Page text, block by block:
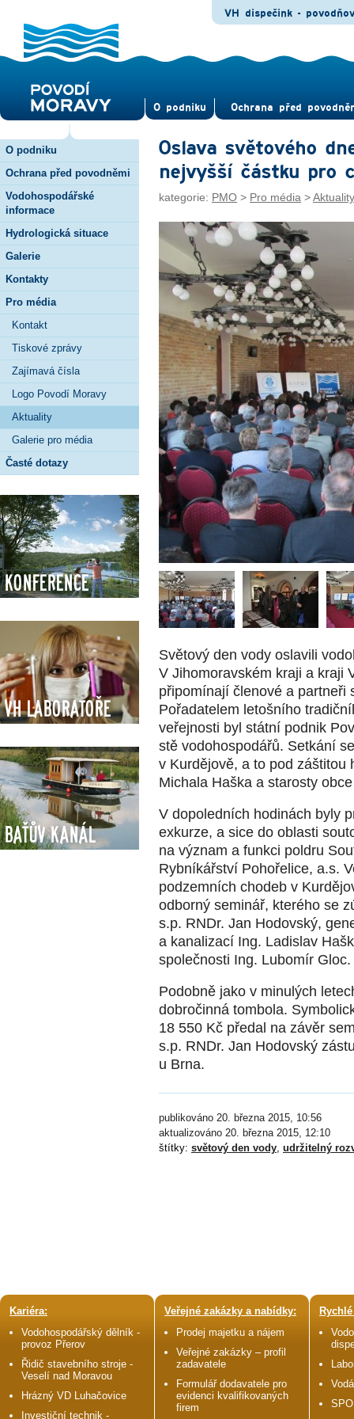
O pod­niku Ochrana před
VH dispečink -
O podniku
Ochrana před povodněmi
Vodohospodářské
informace
Hydrologická situace
Galerie
Kontakty
Pro média
Kontakt
Tiskové zprávy
Zajímavá čísla
Logo Povodí Moravy
Aktuality
Galerie pro média
Časté dotazy
Konference
VH Laboratoře
Baťův kanál
Oslava světového
nejvyšší částku pro
kategorie: PMO > Pro média >Aktuality
Světový den vody oslavili
V Jihomoravském kraji a kraji
připomínají členové a partneři
Pořadatelem letošního
veřejnosti byl státní podnik
stě vodohospodářů. Setkání
v Kurdějově, a to pod záštitou
Michala Haška a starosty
V dopoledních hodinách byly
exkurze, a sice do oblasti
na význam a funkci poldru
Rybníkářství Pohořelice, a.s.
podzemních chodeb v
odborný seminář, kterého se
s.p. RNDr. Jan Hodovský,
a kanalizací Ing. Ladislav
společnosti Ing. Lubomír Gloc.
Podobně jako v minulých
dobročinná tombola.
18 550 Kč předal na závěr
s.p. RNDr. Jan Hodovský
u Brna.
publikováno 20. března 2015, 10:56
aktualizováno 20. března 2015, 12:10
štítky: světový den vody, udržitelný
Kariéra:
Vodohospodářský dělník -
provoz Přerov
Řidič stavebního stroje -
Veselí nad Moravou
Hrázný VD Luhačovice
Investiční technik -
Veřejné zakázky a nabídky:
Prodej majetku a nájem
Veřejné zakázky – profil
zadavatele
Formulář dodavatele pro
evidenci kvalifikovaných
firem